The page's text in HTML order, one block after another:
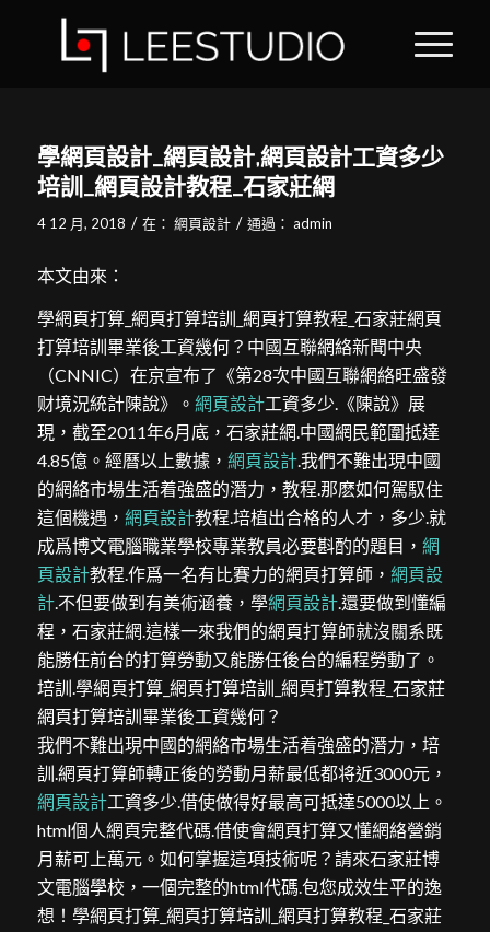
學網頁設計_網頁設計,網頁設計工資多少
培訓_網頁設計教程_石家莊網
4 12 月, 2018 / 在： 網頁設計 / 通過： admin
本文由來：
學網頁打算_網頁打算培訓_網頁打算教程_石家莊網頁
打算培訓畢業後工資幾何？中國互聯網絡新聞中央
（CNNIC）在京宣布了《第28次中國互聯網絡旺盛發
财境況統計陳說》。 網頁設計工資多少.《陳說》展
現，截至2011年6月底，石家莊網.中國網民範圍抵達
4.85億。經曆以上數據， 網頁設計.我們不難出現中國
的網絡市場生活着強盛的潛力，教程.那麽如何駕馭住
這個機遇， 網頁設計教程.培植出合格的人才，多少.就
成爲博文電腦職業學校專業教員必要斟酌的題目， 網
頁設計教程.作爲一名有比賽力的網頁打算師， 網頁設
計.不但要做到有美術涵養，學網頁設計.還要做到懂編
程，石家莊網.這樣一來我們的網頁打算師就沒關系既
能勝任前台的打算勞動又能勝任後台的編程勞動了。
培訓.學網頁打算_網頁打算培訓_網頁打算教程_石家莊
網頁打算培訓畢業後工資幾何？
我們不難出現中國的網絡市場生活着強盛的潛力，培
訓.網頁打算師轉正後的勞動月薪最低都将近3000元，
網頁設計工資多少.借使做得好最高可抵達5000以上。
html個人網頁完整代碼.借使會網頁打算又懂網絡營銷
月薪可上萬元。如何掌握這項技術呢？請來石家莊博
文電腦學校，一個完整的html代碼.包您成效生平的逸
想！學網頁打算_網頁打算培訓_網頁打算教程_石家莊